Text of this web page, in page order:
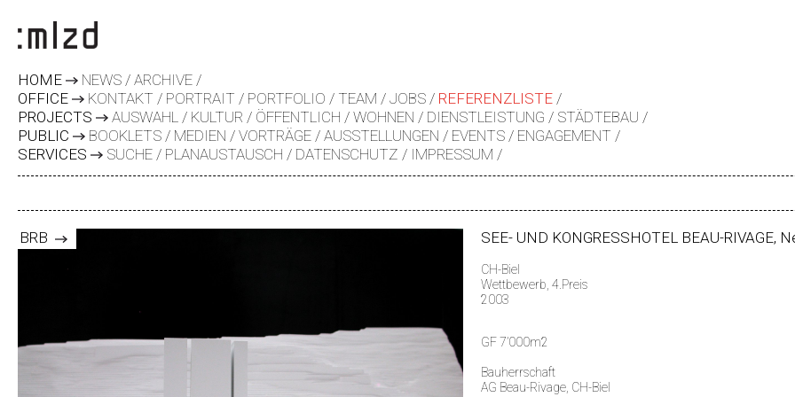
HOME NEWS
ARCHIVE
OFFICE
KONTAKT PORTRAIT PORTFOLIO TEAM JOBS
REFERENZLISTE
PROJECTS
AUSWAHL KULTUR ÖFFENTLICH WOHNEN DIENSTLEISTUNG
STÄDTEBAU
PUBLIC
BOOKLETS MEDIEN VORTRÄGE AUSSTELLUNGEN EVENTS
ENGAGEMENT
SERVICES
SUCHE PLANAUSTAUSCH DATENSCHUTZ IMPRESSUM
BRB SEE- UND KONGRESSHOTEL BEAU-RIVAGE,
CH-Biel
Wettbewerb, 4.Preis
2003
GF 7’000m2
Bauherrschaft
AG Beau-Rivage, CH-Biel